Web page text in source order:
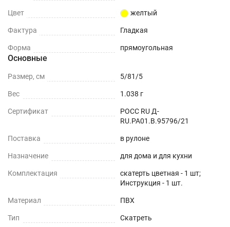
Цвет желтый
Фактура Гладкая
Форма прямоугольная
Основные
Размер, см 5/81/5
Вес 1.038 г
Сертификат
РОСС RU Д-
RU.РА01.В.95796/21
Поставка в рулоне
Назначение для дома и для кухни
Комплектация
скатерть цветная - 1 шт;
Инструкция - 1 шт.
Материал ПВХ
Тип Скатреть